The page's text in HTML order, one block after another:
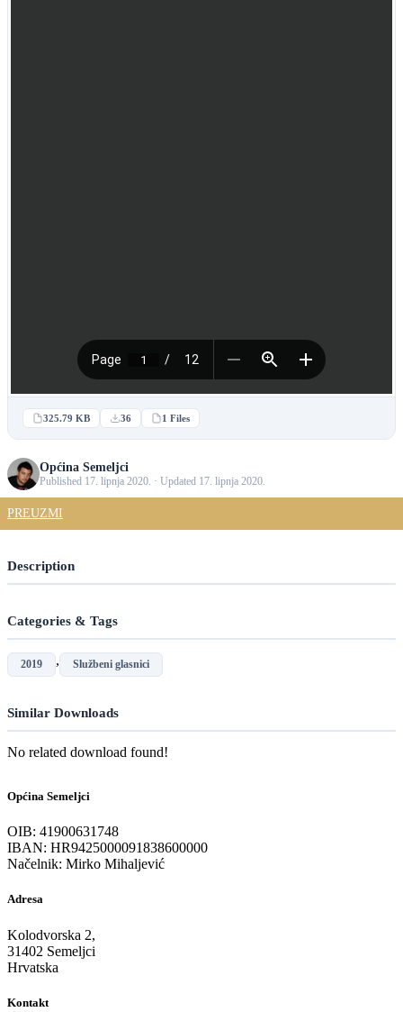
325.79 KB 36 1 Files
Općina Semeljci
Published 17. lipnja 2020. · Updated 17. lipnja 2020.
PREUZMI
Description
Categories & Tags
2019 , Službeni glasnici
Similar Downloads
No related download found!
Općina Semeljci
OIB: 41900631748
IBAN: HR9425000091838600000
Načelnik: Mirko Mihaljević
Adresa
Kolodvorska 2,
31402 Semeljci
Hrvatska
Kontakt